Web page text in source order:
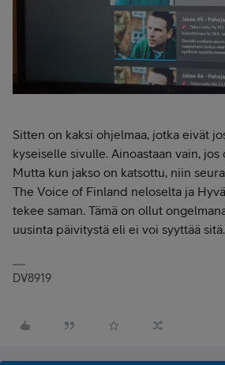
Sitten on kaksi ohjelmaa, jotka eivät
kyseiselle sivulle. Ainoastaan vain, jos
Mutta kun jakso on katsottu, niin
The Voice of Finland neloselta ja
tekee saman. Tämä on ollut
uusinta päivitystä eli ei voi syyttää sitä.
DV8919